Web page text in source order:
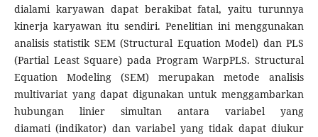
dialami karyawan dapat berakibat fatal, yaitu turunnya
kinerja karyawan itu sendiri. Penelitian ini menggunakan
analisis statistik SEM (Structural Equation Model) dan PLS
(Partial Least Square) pada Program WarpPLS. Structural
Equation Modeling (SEM) merupakan metode analisis
multivariat yang dapat digunakan untuk menggambarkan
hubungan linier simultan antara variabel yang
diamati (indikator) dan variabel yang tidak dapat diukur